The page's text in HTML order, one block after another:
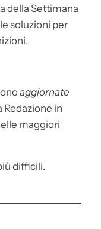
della Settimana
soluzioni per
aggiornate
Redazione in
maggiori
difficili.